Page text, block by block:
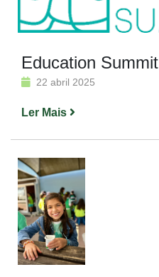
Education Summit
22 abril 2025
Ler Mais